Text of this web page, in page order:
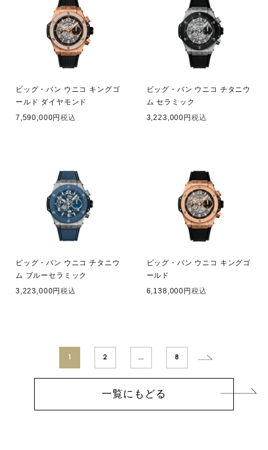
ビッグ・バン ウニコ キングゴ
ールド ダイヤモンド
7,590,000
税込
ビッグ・バン ウニコ チタニウ
ム セラミック
3,223,000
税込
ビッグ・バン ウニコ チタニウ
ム ブルーセラミック
3,223,000
税込
ビッグ・バン ウニコ キングゴ
ールド
6,138,000
税込
1 2 … 8
一覧にもどる